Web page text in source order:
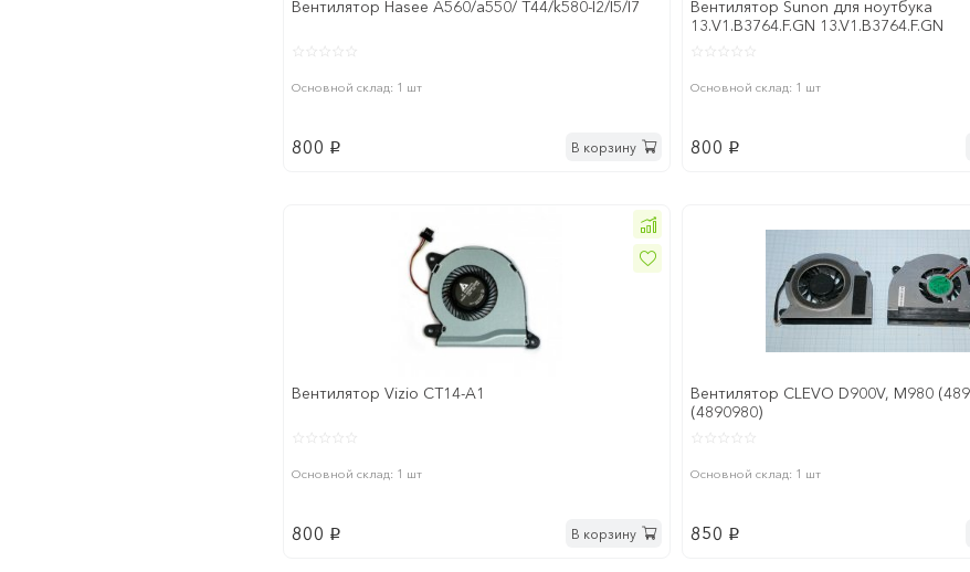
Вентилятор Hasee A560/a550/ T44/k580-I2/I5/I7
Основной склад: 1 шт
800 p В корзину
Вентилятор Sunon для ноутбука
13.V1.B3764.F.GN 13.V1.B3764.F.GN
Основной склад: 1 шт
800 p
Вентилятор Vizio CT14-A1
Основной склад: 1 шт
800 p В корзину
Вентилятор CLEVO D900V, M980
(4890980)
Основной склад: 1 шт
850 p